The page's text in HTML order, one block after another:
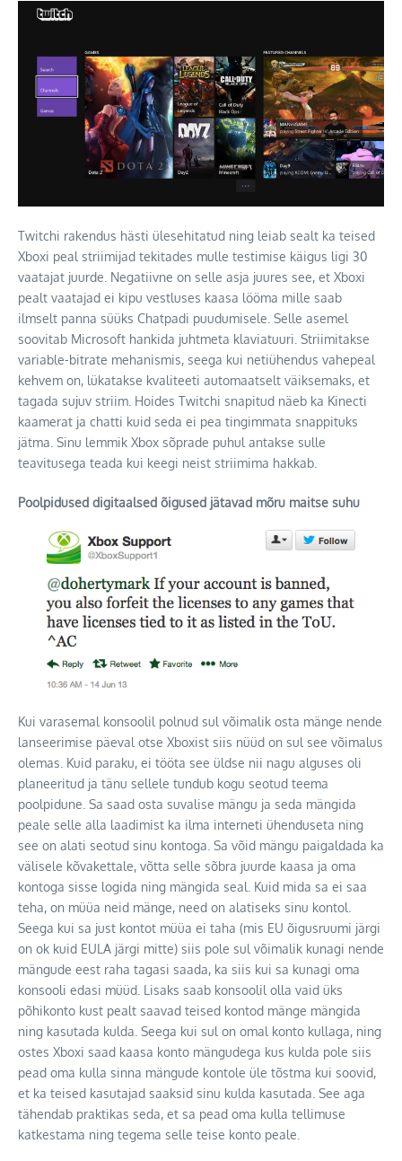
Twitchi rakendus hästi ülesehitatud ning leiab sealt ka teised
Xboxi peal striimijad tekitades mulle testimise käigus ligi 30
vaatajat juurde. Negatiivne on selle asja juures see, et Xboxi
pealt vaatajad ei kipu vestluses kaasa lööma mille saab
ilmselt panna süüks Chatpadi puudumisele. Selle asemel
soovitab Microsoft hankida juhtmeta klaviatuuri. Striimitakse
variable-bitrate mehanismis, seega kui netiühendus vahepeal
kehvem on, lükatakse kvaliteeti automaatselt väiksemaks, et
tagada sujuv striim. Hoides Twitchi snapitud näeb ka Kinecti
kaamerat ja chatti kuid seda ei pea tingimmata snappituks
jätma. Sinu lemmik Xbox sõprade puhul antakse sulle
teavitusega teada kui keegi neist striimima hakkab.
Poolpidused digitaalsed õigused jätavad mõru maitse suhu
Kui varasemal konsoolil polnud sul võimalik osta mänge nende
lanseerimise päeval otse Xboxist siis nüüd on sul see võimalus
olemas. Kuid paraku, ei tööta see üldse nii nagu alguses oli
planeeritud ja tänu sellele tundub kogu seotud teema
poolpidune. Sa saad osta suvalise mängu ja seda mängida
peale selle alla laadimist ka ilma interneti ühenduseta ning
see on alati seotud sinu kontoga. Sa võid mängu paigaldada ka
välisele kõvakettale, võtta selle sõbra juurde kaasa ja oma
kontoga sisse logida ning mängida seal. Kuid mida sa ei saa
teha, on müüa neid mänge, need on alatiseks sinu kontol.
Seega kui sa just kontot müüa ei taha (mis EU õigusruumi järgi
on ok kuid EULA järgi mitte) siis pole sul võimalik kunagi nende
mängude eest raha tagasi saada, ka siis kui sa kunagi oma
konsooli edasi müüd. Lisaks saab konsoolil olla vaid üks
põhikonto kust pealt saavad teised kontod mänge mängida
ning kasutada kulda. Seega kui sul on omal konto kullaga, ning
ostes Xboxi saad kaasa konto mängudega kus kulda pole siis
pead oma kulla sinna mängude kontole üle tõstma kui soovid,
et ka teised kasutajad saaksid sinu kulda kasutada. See aga
tähendab praktikas seda, et sa pead oma kulla tellimuse
katkestama ning tegema selle teise konto peale.